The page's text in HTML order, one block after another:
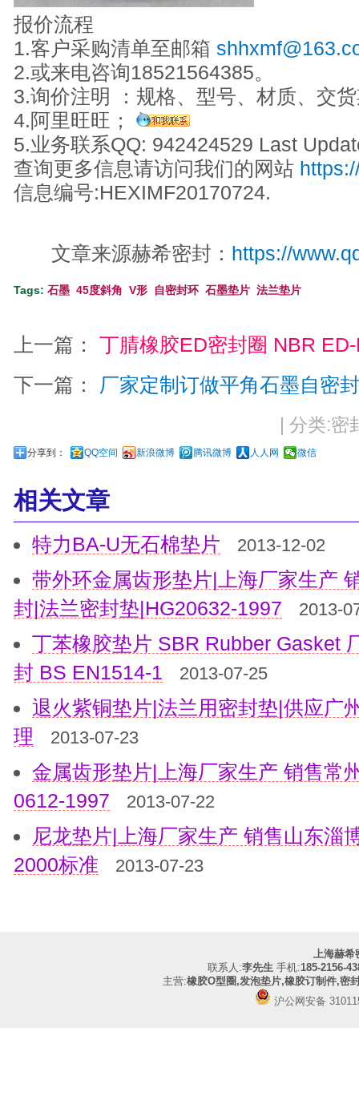
报价流程
1.客户采购清单至邮箱
2.或来电咨询18521564385。
3.询价注明 ：规格、型号、材质、交
4.阿里旺旺；
5.业务联系QQ: 942424529 Last
查询更多信息请访问我们的网站
信息编号:HEXIMF20170724.
文章来源赫希密封： https://
Tags:石墨 45度斜角 V形 自密封环 石墨垫片 法兰垫片
上一篇：丁腈橡胶ED密封圈 NBR
下一篇：
厂家定制订做平角石墨自密
| 分类:
分享到： QQ空间 新浪微博 腾讯微博 人人网 微信
相关文章
特力BA-U无石棉垫片 2013-12-02
带外环金属齿形垫片|上海厂家生产
封|法兰密封垫|HG20632-1997
2013-
丁苯橡胶垫片 SBR Rubber Gasket
封 BS EN1514-1
2013-07-25
退火紫铜垫片|法兰用密封垫|供应广
理
2013-07-23
金属齿形垫片|上海厂家生产 销售常
0612-1997
2013-07-22
尼龙垫片|上海厂家生产 销售山东淄
2000标准
2013-07-23
上海赫
联系人:李先生 手机:185-2156-
主营:橡胶O型圈,发泡垫片,橡胶订制件,密
沪公网安备